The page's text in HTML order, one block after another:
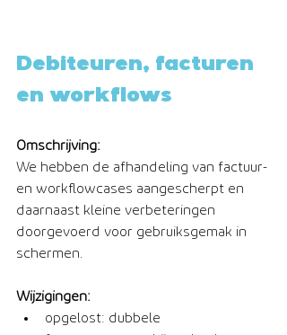
Debiteuren, facturen
en workflows
Omschrijving:
We hebben de afhandeling van factuur-
en workflowcases aangescherpt en
daarnaast kleine verbeteringen
doorgevoerd voor gebruiksgemak in
schermen.
Wijzigingen:
opgelost: dubbele